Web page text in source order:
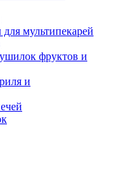
мультипекарей
фруктов и
и